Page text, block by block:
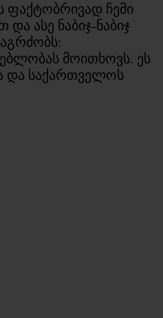
ფაქტობრივად ჩემი
ასე ნაბიჯ-ნაბიჯ
მოითხოვს. ეს
და საქართველოს